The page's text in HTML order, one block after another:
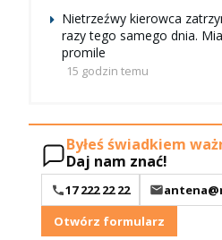
Nietrzeźwy kierowca
razy tego samego dnia.
promile
15 godzin temu
Byłeś świadkiem
Daj nam znać!
17 222 22 22
Otwórz formularz